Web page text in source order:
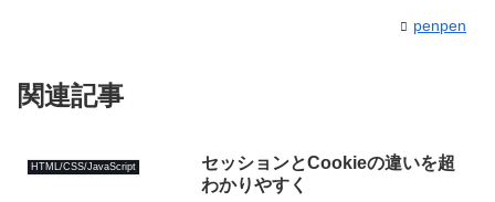
penpen
関連記事
HTML/CSS/JavaScript
セッションとCookieの違いを超
わかりやすく